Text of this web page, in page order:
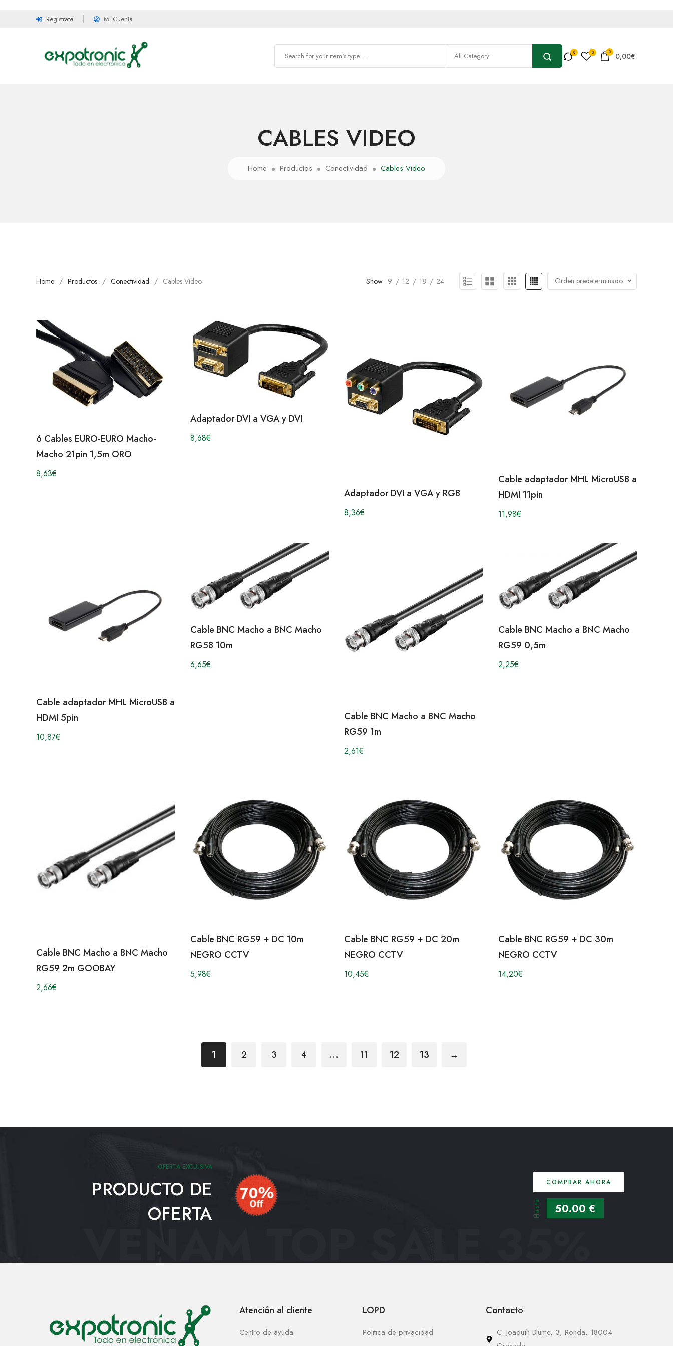
Registrate Mi Cuenta
0 0,00€
CABLES VIDEO
Home Productos Conectividad Cables Video
Home Productos Conectividad Cables Video Show 9 12 18 24 Orden predeterminado
6 Cables EURO-EURO Macho-
Macho 21pin 1,5m ORO
8,63€
Adaptador DVI a VGA y DVI
8,68€
Adaptador DVI a VGA y RGB
8,36€
Cable adaptador MHL MicroUSB a
HDMI 11pin
11,98€
Cable adaptador MHL MicroUSB a
HDMI 5pin
10,87€
Cable BNC Macho a BNC Macho
RG58 10m
6,65€
Cable BNC Macho a BNC Macho
RG59 1m
2,61€
Cable BNC Macho a BNC Macho
RG59 0,5m
2,25€
Cable BNC Macho a BNC Macho
RG59 2m GOOBAY
2,66€
Cable BNC RG59 + DC 10m
NEGRO CCTV
5,98€
Cable BNC RG59 + DC 20m
NEGRO CCTV
10,45€
Cable BNC RG59 + DC 30m
NEGRO CCTV
14,20€
1 2 3 4 … 11 12 13 →
OFERTA EXCLUSIVA
PRODUCTO DE
OFERTA
COMPRAR AHORA
Hasta 50.00 €
VENAM TOP SALE 35%
Atención al cliente
Centro de ayuda
LOPD
Politica de privacidad
Contacto
C. Joaquín Blume, 3, Ronda, 18004